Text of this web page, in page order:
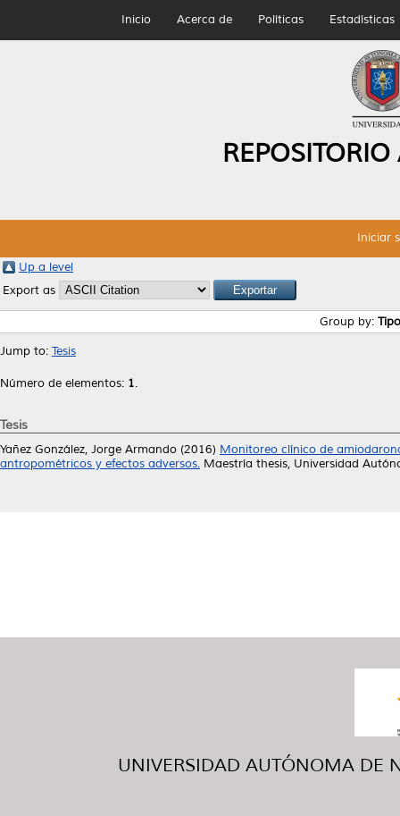
Inicio Acerca de Políticas Estadísticas
Iniciar
Up a level
Export as
Group by:
Jump to: Tesis
Número de elementos: 1.
Tesis
Yañez González, Jorge Armando (2016) Monitoreo clínico de
antropométricos y efectos adversos. Maestría thesis, Universidad
UNIVERSIDAD AUTÓNOMA DE